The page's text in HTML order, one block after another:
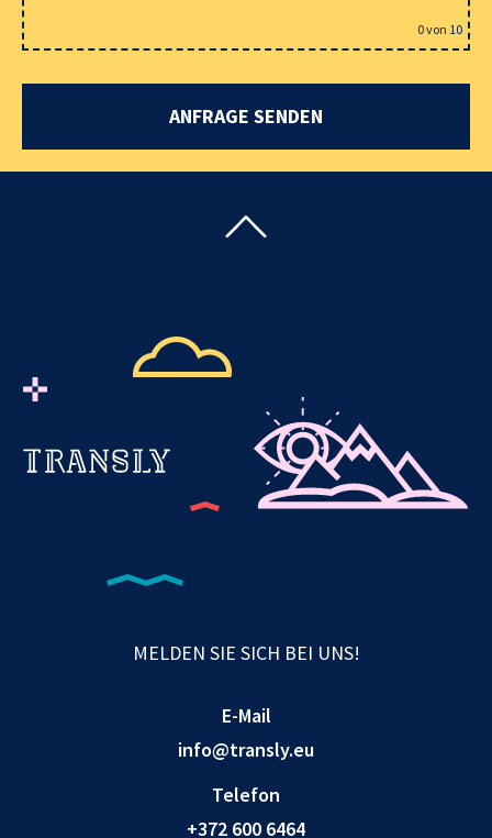
0von 10
MELDEN SIE SICH BEI UNS!
E-Mail
info@transly.eu
Telefon
+372 600 6464